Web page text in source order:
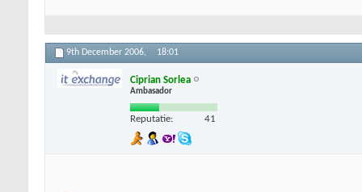
9th December 2006, 18:01
Ciprian Sorlea
Ambasador
Reputatie: 41